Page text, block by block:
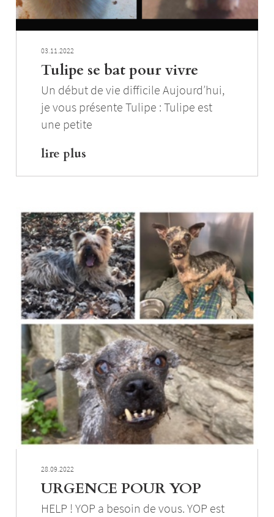
03.11.2022
Tulipe se bat pour vivre
Un début de vie difficile Aujourd’hui,
je vous présente Tulipe : Tulipe est
une petite
lire plus
28.09.2022
URGENCE POUR YOP
HELP ! YOP a besoin de vous. YOP est